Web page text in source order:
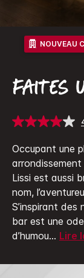
NOUVEAU
FAITES
Occupant une
arrondissement
Lissi est aussi
nom,
S’inspirant des
bar est une
d’humou... Lire